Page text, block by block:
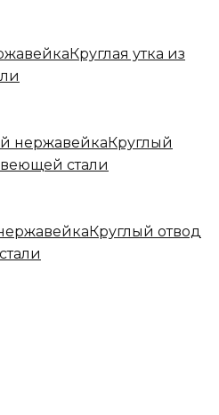
Круглая утка из
Круглый
стали
Круглый отвод